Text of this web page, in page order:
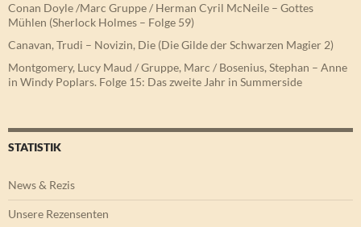
Conan Doyle /Marc Gruppe / Herman Cyril McNeile – Gottes
Mühlen (Sherlock Holmes – Folge 59)
Canavan, Trudi – Novizin, Die (Die Gilde der Schwarzen Magier 2)
Montgomery, Lucy Maud / Gruppe, Marc / Bosenius, Stephan – Anne
in Windy Poplars. Folge 15: Das zweite Jahr in Summerside
STATISTIK
News & Rezis
Unsere Rezensenten